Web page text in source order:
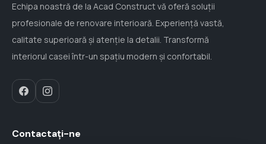
Echipa noastră de la Acad Construct vă oferă soluții
profesionale de renovare interioară. Experiență vastă,
calitate superioară și atenție la detalii. Transformă
interiorul casei într-un spațiu modern și confortabil.
Contactați-ne